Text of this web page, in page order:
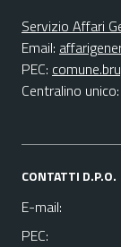
Servizio Affari
Email:
PEC:
Centralino
CONTATTI D.P.O.
E-mail:
PEC: